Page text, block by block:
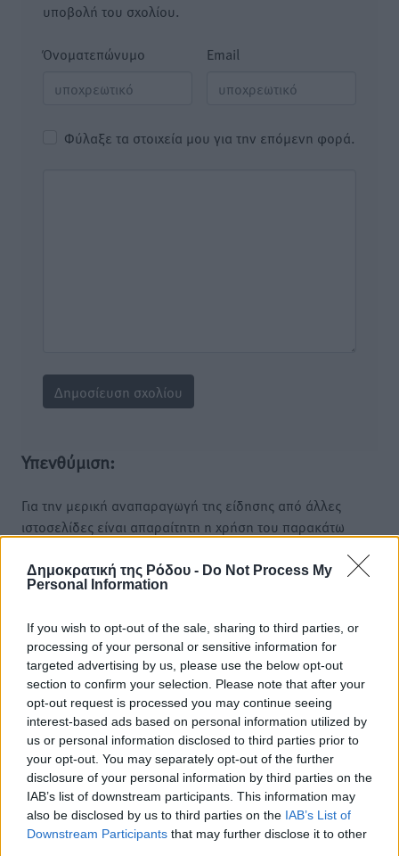
Δημοκρατική της Ρόδου - Do Not Process My
Personal Information
If you wish to opt-out of the sale, sharing to third parties, or
processing of your personal or sensitive information for
targeted advertising by us, please use the below opt-out
section to confirm your selection. Please note that after your
opt-out request is processed you may continue seeing
interest-based ads based on personal information utilized by
us or personal information disclosed to third parties prior to
your opt-out. You may separately opt-out of the further
disclosure of your personal information by third parties on the
IAB’s list of downstream participants. This information may
also be disclosed by us to third parties on the IAB’s List of
Downstream Participants that may further disclose it to other
υποβολή του σχολίου.
Όνοματεπώνυμο Email
Φύλαξε τα στοιχεία μου για την επόμενη φορά.
Υπενθύμιση:
Για την μερική αναπαραγωγή της είδησης από άλλες
ιστοσελίδες είναι απαραίτητη η χρήση του παρακάτω
της Δημοκρατικής.
o καιρός τώρα:
28°
αίθριος καιρός
78%
14km/h
Δ-ΝΔ
27°/27 °
06:18